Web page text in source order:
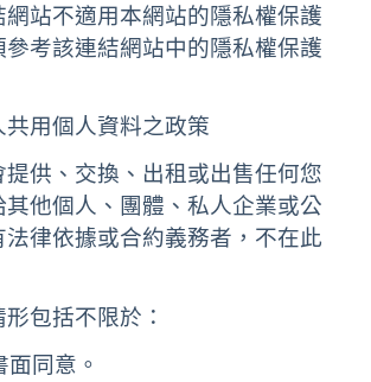
網站不適用本網站的隱私權保護
考該連結網站中的隱私權保護
共用個人資料之政策
提供、交換、出租或出售任何您
其他個人、團體、私人企業或公
律依據或合約義務者，不在此
包括不限於：
同意。